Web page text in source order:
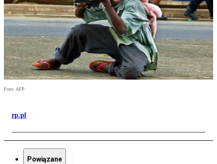
Foto: AFP
rp.pl
Powiązane